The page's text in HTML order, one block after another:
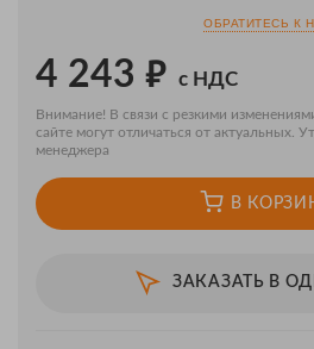
ОБРАТИТЕСЬ К
4 243 ₽ с НДС
Внимание! В связи с резкими
сайте могут отличаться от актуальных.
менеджера
В
ЗАКАЗАТЬ В